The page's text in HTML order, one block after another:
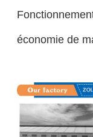
économie de